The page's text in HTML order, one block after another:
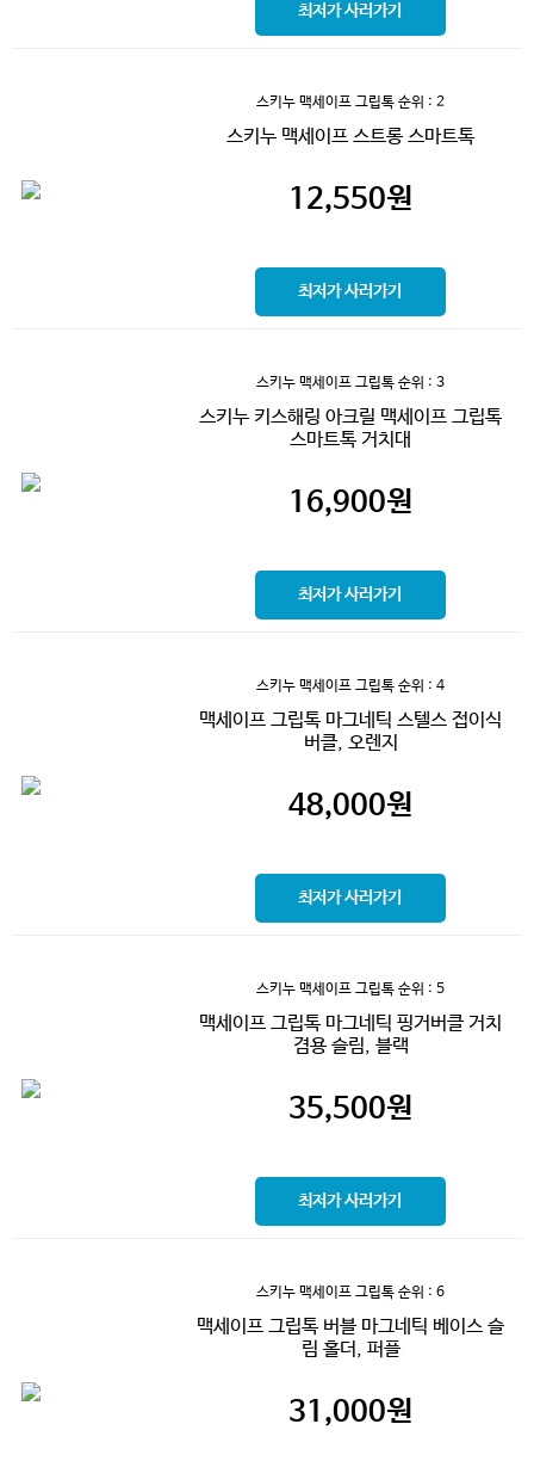
최저가 사러가기
스키누 맥세이프 그립톡 순위 : 2
스키누 맥세이프 스트롱 스마트톡
12,550원
최저가 사러가기
스키누 맥세이프 그립톡 순위 : 3
스키누 키스해링 아크릴 맥세이프 그립톡
스마트톡 거치대
16,900원
최저가 사러가기
스키누 맥세이프 그립톡 순위 : 4
맥세이프 그립톡 마그네틱 스텔스 접이식
버클, 오렌지
48,000원
최저가 사러가기
스키누 맥세이프 그립톡 순위 : 5
맥세이프 그립톡 마그네틱 핑거버클 거치
겸용 슬림, 블랙
35,500원
최저가 사러가기
스키누 맥세이프 그립톡 순위 : 6
맥세이프 그립톡 버블 마그네틱 베이스 슬
림 홀더, 퍼플
31,000원